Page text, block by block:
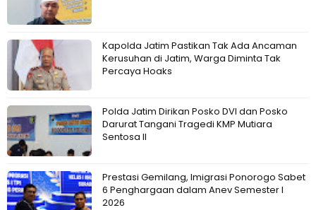
Kapolda Jatim Pastikan Tak Ada Ancaman
Kerusuhan di Jatim, Warga Diminta Tak
Percaya Hoaks
Polda Jatim Dirikan Posko DVI dan Posko
Darurat Tangani Tragedi KMP Mutiara
Sentosa II
Prestasi Gemilang, Imigrasi Ponorogo Sabet
6 Penghargaan dalam Anev Semester I
2026